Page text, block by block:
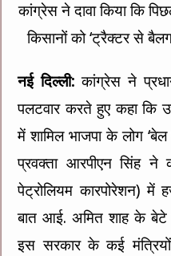
e
b
o
o
k
tt
er
ai
l
se
n
g
er
कांग्रेस ने दावा किया कि
किसानों को ‘ट्रैक्टर से
नई दिल्ली: कांग्रेस ने
पलटवार करते हुए कहा कि
में शामिल भाजपा के लोग ‘बेल
प्रवक्ता आरपीएन सिंह ने
पेट्रोलियम कारपोरेशन) में
बात आई. अमित शाह के बेटे
इस सरकार के कई